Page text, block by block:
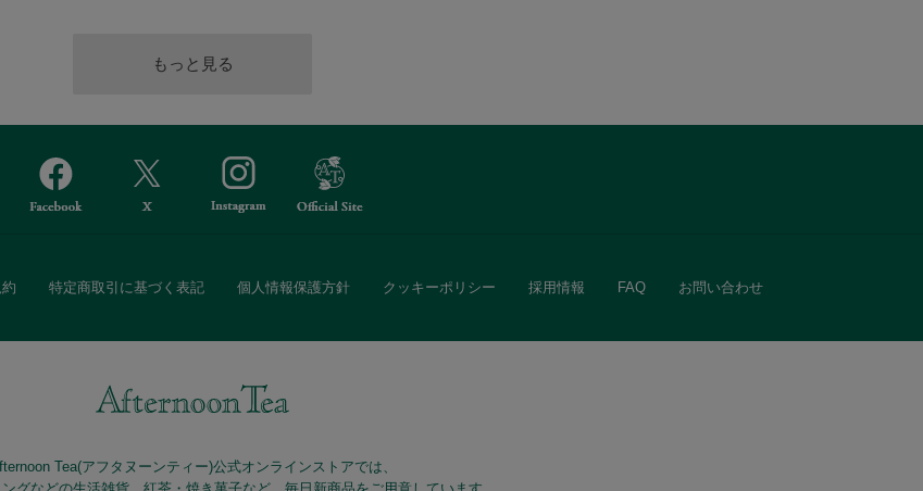
特定商取引に基づく表記 個人情報保護方針 クッキーポリシー 採用情報 FAQ お問い合わせ
Tea(アフタヌーンティー)公式オンラインストアでは、